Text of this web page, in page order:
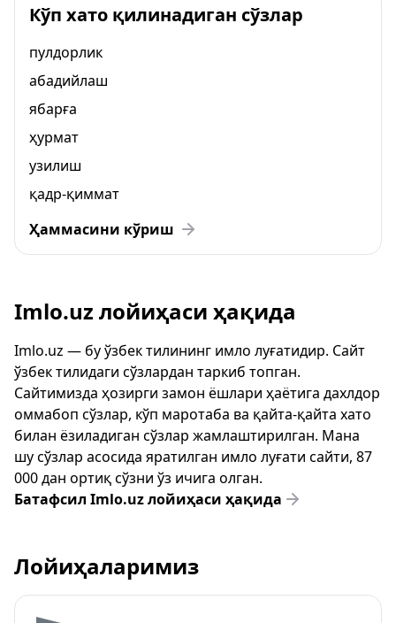
Кўп хато қилинадиган сўзлар
пулдорлик
абадийлаш
ябарға
ҳурмат
узилиш
қадр-қиммат
Ҳаммасини кўриш
Imlo.uz лойиҳаси ҳақида
Imlo.uz — бу ўзбек тилининг имло луғатидир. Сайт
ўзбек тилидаги сўзлардан таркиб топган.
Сайтимизда ҳозирги замон ёшлари ҳаётига дахлдор
оммабоп сўзлар, кўп маротаба ва қайта-қайта хато
билан ёзиладиган сўзлар жамлаштирилган. Мана
шу сўзлар асосида яратилган имло луғати сайти, 87
000 дан ортиқ сўзни ўз ичига олган.
Батафсил Imlo.uz лойиҳаси ҳақида
Лойиҳаларимиз